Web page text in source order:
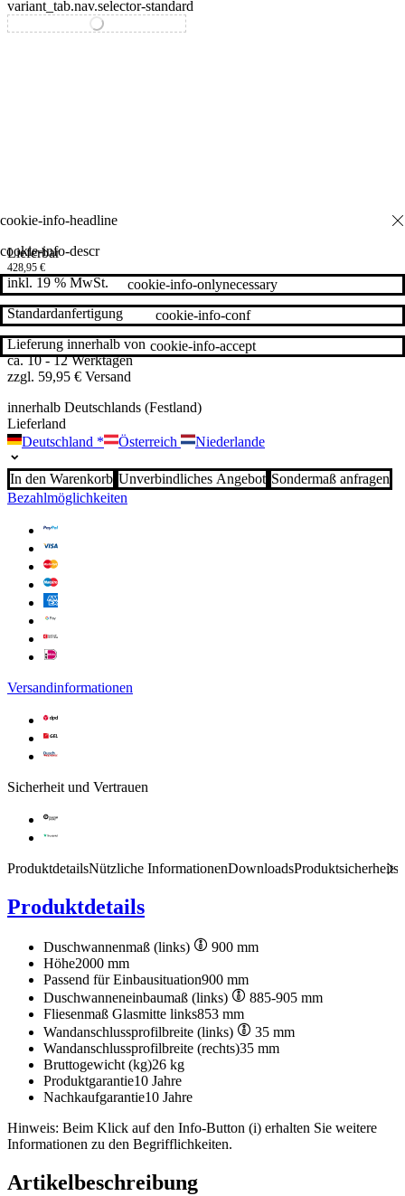
variant_tab.nav.selector-standard
variant_tab.nav.selector-special
Lieferbar
428,95 €
inkl. 19 % MwSt.
Standardanfertigung
Lieferung innerhalb von
ca. 10 - 12 Werktagen
zzgl. 59,95 € Versand
innerhalb Deutschlands (Festland)
Lieferland
Deutschland * Österreich Niederlande
In den Warenkorb Unverbindliches Angebot Sondermaß anfragen
Bezahlmöglichkeiten
Versandinformationen
Sicherheit und Vertrauen
Produktdetails
Produktdetails
Duschwannenmaß (links)
900 mm
Höhe2000 mm
Passend für Einbausituation900 mm
Duschwanneneinbaumaß (links)
885-905 mm
Fliesenmaß Glasmitte links853 mm
Wandanschlussprofilbreite (links)
35 mm
Wandanschlussprofilbreite (rechts)35 mm
Bruttogewicht (kg)26 kg
Produktgarantie10 Jahre
Nachkaufgarantie10 Jahre
Hinweis: Beim Klick auf den Info-Button (i) erhalten Sie weitere
Informationen zu den Begrifflichkeiten.
Nützliche InformationenDownloads
Artikelbeschreibung
cookie-info-descr
cookie-info-accept
cookie-info-conf
cookie-info-onlynecessary